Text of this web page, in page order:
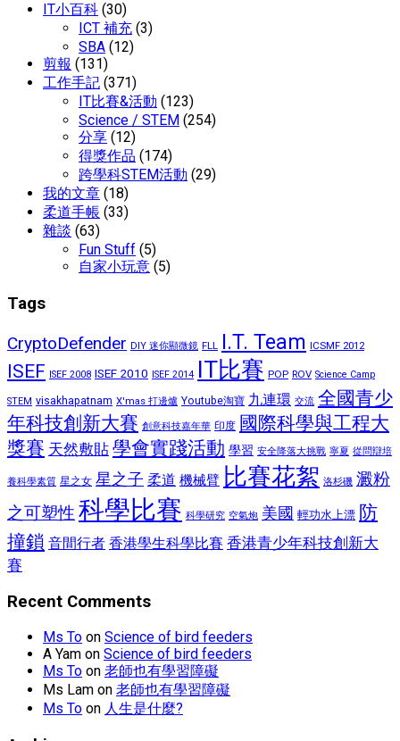
IT小百科 (30)
ICT 補充 (3)
SBA (12)
剪報 (131)
工作手記 (371)
IT比賽&活動 (123)
Science / STEM (254)
分享 (12)
得獎作品 (174)
跨學科STEM活動 (29)
我的文章 (18)
柔道手帳 (33)
雜談 (63)
Fun Stuff (5)
自家小玩意 (5)
Tags
CryptoDefender DIY 迷你顯微鏡 FLL I.T. Team ICSMF 2012
ISEF ISEF 2008 ISEF 2010 ISEF 2014 IT比賽 POP ROV Science Camp
STEM visakhapatnam X'mas 打邊爐 Youtube淘寶 九連環 交流 全國青少
年科技創新大賽 創意科技嘉年華 印度 國際科學與工程大
獎賽 天然敷貼 學會實踐活動 學習 安全降落大挑戰 寧夏 從問辯培
養科學素質 星之女 星之子 柔道 機械臂 比賽花絮 洛杉磯 澱粉
之可塑性 科學比賽 科學研究 空氣炮 美國 輕功水上漂 防
撞鎖 音間行者 香港學生科學比賽 香港青少年科技創新大
賽
Recent Comments
Ms To on Science of bird feeders
A Yam on Science of bird feeders
Ms To on 老師也有學習障礙
Ms Lam on 老師也有學習障礙
Ms To on 人生是什麼?